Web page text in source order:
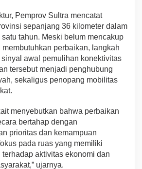
Pemprov Sultra mencatat
sepanjang 36 kilometer dalam
tahun. Meski belum mencakup
perbaikan, langkah
awal pemulihan konektivitas
tersebut menjadi penghubung
sekaligus penopang mobilitas
menyebutkan bahwa perbaikan
bertahap dengan
prioritas dan kemampuan
pada ruas yang memiliki
aktivitas ekonomi dan
ujarnya.